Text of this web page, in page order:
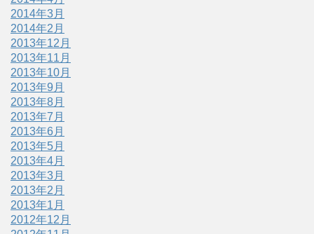
2014年3月
2014年2月
2013年12月
2013年11月
2013年10月
2013年9月
2013年8月
2013年7月
2013年6月
2013年5月
2013年4月
2013年3月
2013年2月
2013年1月
2012年12月